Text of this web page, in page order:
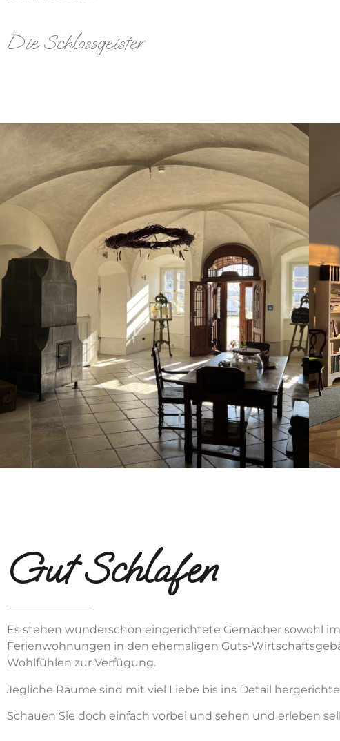
Die Schlossgeister
Gut Schlafen
Es stehen wunderschön eingerichtete Gemächer sowohl
Ferienwohnungen in den ehemaligen Guts-Wirtschaftsgeb
Wohlfühlen zur Verfügung.
Jegliche Räume sind mit viel Liebe bis ins Detail
Schauen Sie doch einfach vorbei und sehen und erleben